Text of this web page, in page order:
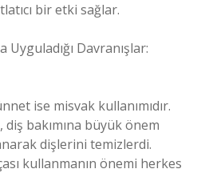
bir etki sağlar.
Uyguladığı Davranışlar:
ise misvak kullanımıdır.
bakımına büyük önem
dişlerini temizlerdi.
kullanmanın önemi herkes